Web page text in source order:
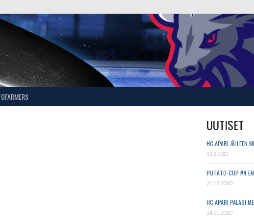
UUTISET
HC APARI JÄLLEEN
15.2.2021
POTATO-CUP #4
21.12.2020
HC APARI PALASI
24.11.2020